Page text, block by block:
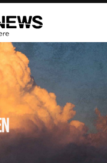
を締結 自治体との
地域活性化へ
】旧友レオ、ジャ
ョン
・現地リポート（高